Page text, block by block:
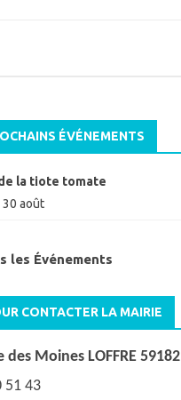
ÉVÉNEMENTS
la tiote tomate
30 août
les Événements
CONTACTER LA MAIRIE
des Moines LOFFRE 59182
51 43